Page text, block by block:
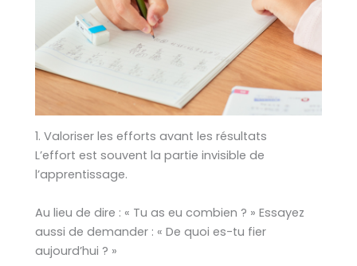
1. Valoriser les efforts avant les résultats
L’effort est souvent la partie invisible de
l’apprentissage.
Au lieu de dire : « Tu as eu combien ? » Essayez
aussi de demander : « De quoi es-tu fier
aujourd’hui ? »